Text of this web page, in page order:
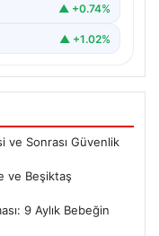
▲ +0.74%
▲ +1.02%
ve Sonrası Güvenlik
ve Beşiktaş
9 Aylık Bebeğin